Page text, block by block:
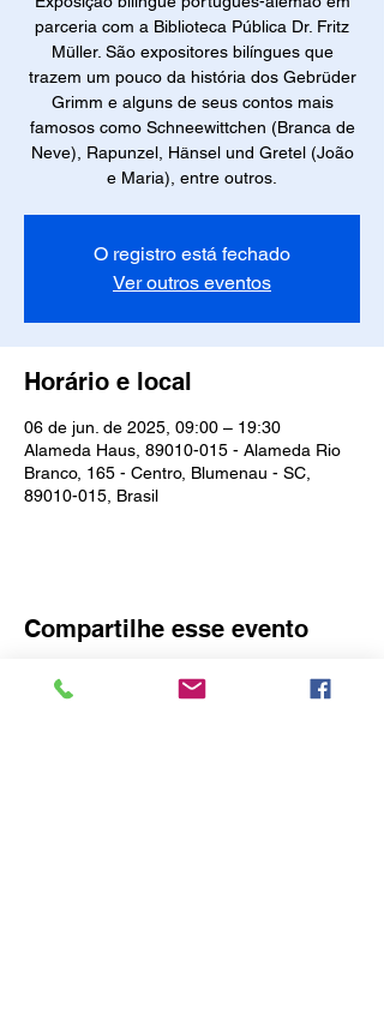
parceria com a Biblioteca Pública Dr. Fritz
Müller. São expositores bilíngues que
trazem um pouco da história dos Gebrüder
Grimm e alguns de seus contos mais
famosos como Schneewittchen (Branca de
Neve), Rapunzel, Hänsel und Gretel (João
e Maria), entre outros.
O registro está fechado
Ver outros eventos
Horário e local
06 de jun. de 2025, 09:00 – 19:30
Alameda Haus, 89010-015 - Alameda Rio
Branco, 165 - Centro, Blumenau - SC,
89010-015, Brasil
Compartilhe esse evento